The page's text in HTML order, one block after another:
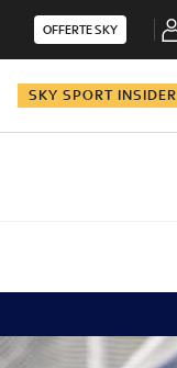
OFFERTE SKY
SKY SPORT INSIDER